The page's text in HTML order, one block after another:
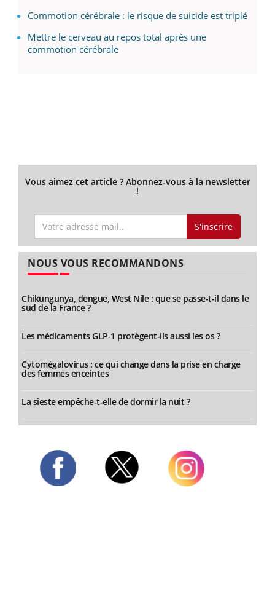
Commotion cérébrale : le risque de suicide est triplé
Mettre le cerveau au repos total après une
commotion cérébrale
Vous aimez cet article ? Abonnez-vous à la newsletter
!
S'inscrire
NOUS VOUS RECOMMANDONS
Chikungunya, dengue, West Nile : que se passe-t-il dans le
sud de la France ?
Les médicaments GLP-1 protègent-ils aussi les os ?
Cytomégalovirus : ce qui change dans la prise en charge
des femmes enceintes
La sieste empêche-t-elle de dormir la nuit ?